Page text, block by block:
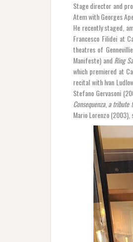
Stage director and
Atem with Georges
He recently staged,
Francesco Filidei at
theatres of
Manifeste) and Ring
which premiered at
recital with Ivan
Stefano Gervasoni
Consequenza,a tribute
Mario Lorenzo (2003),